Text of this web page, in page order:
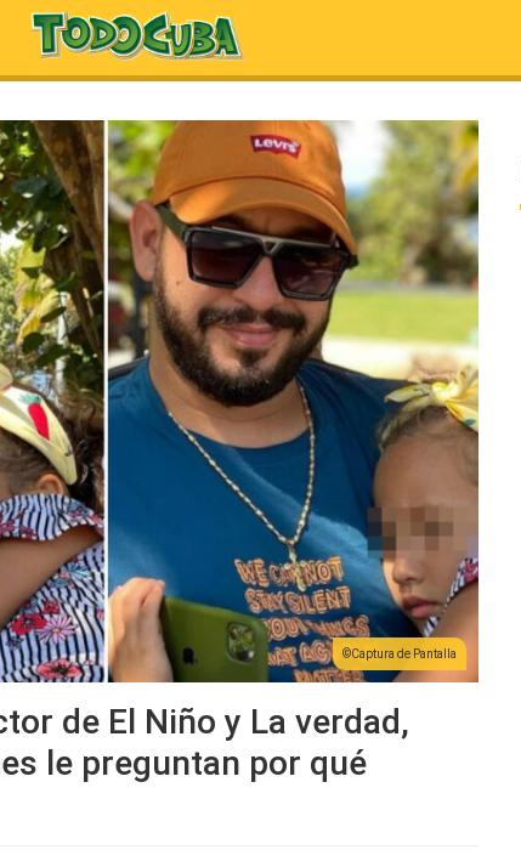
Captura de Pantalla
de El Niño y La verdad,
le preguntan por qué